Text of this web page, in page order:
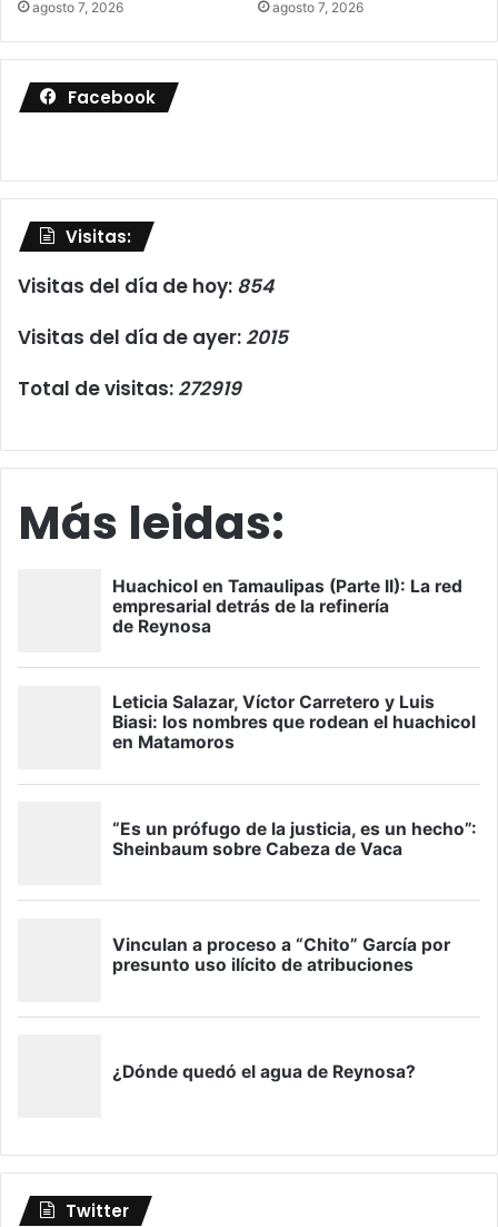
agosto 7, 2026 agosto 7, 2026
Facebook
Visitas:
Visitas del día de hoy: 854
Visitas del día de ayer: 2015
Total de visitas: 272919
Más leidas:
Twitter